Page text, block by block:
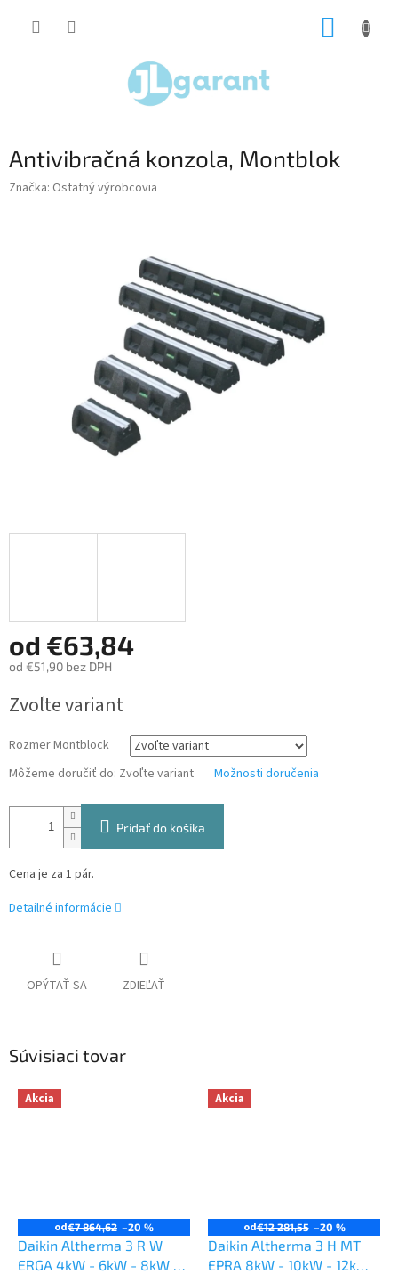
Antivibračná konzola, Montblok
Značka: Ostatný výrobcovia
od €63,84
od €51,90 bez DPH
cena:
Zvoľte variant
Rozmer Montblock
Môžeme doručiť do: Zvoľte variant Možnosti doručenia
Pridať do košíka
Cena je za 1 pár.
Detailné informácie
OPÝTAŤ SA ZDIEĽAŤ
Súvisiaci tovar
Akcia
od€7 864,62 –20 %
Daikin Altherma 3 R W
ERGA 4kW - 6kW - 8kW +
Akcia
od€12 281,55 –20 %
Daikin Altherma 3 H MT
EPRA 8kW - 10kW - 12kW